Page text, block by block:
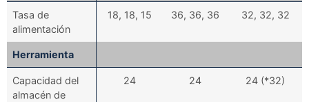
Tasa de
alimentación
18, 18, 15 36, 36, 36 32, 32, 32
Herramienta
Capacidad del
almacén de
24 24 24 (*32)